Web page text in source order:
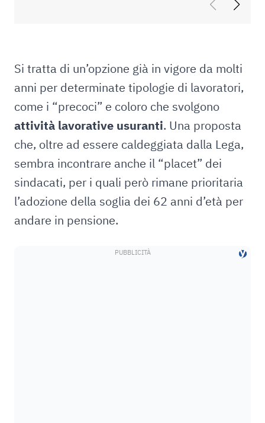
Si tratta di un’opzione già in vigore da molti
anni per determinate tipologie di lavoratori,
come i “precoci” e coloro che svolgono
attività lavorative usuranti. Una proposta
che, oltre ad essere caldeggiata dalla Lega,
sembra incontrare anche il “placet” dei
sindacati, per i quali però rimane prioritaria
l’adozione della soglia dei 62 anni d’età per
andare in pensione.